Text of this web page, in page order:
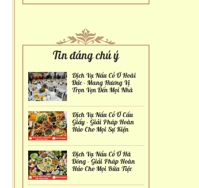
Tin đáng chú ý
Dịch Vụ Nấu Cỗ Ở Hoài
Đức - Mang Hương Vị
Trọn Vẹn Đến Mọi Nhà
Dịch Vụ Nấu Cỗ Ở Cầu
Giấy - Giải Pháp Hoàn
Hảo Cho Mọi Sự Kiện
Dịch Vụ Nấu Cỗ Ở Hà
Đông - Giải Pháp Hoàn
Hảo Cho Mọi Bữa Tiệc